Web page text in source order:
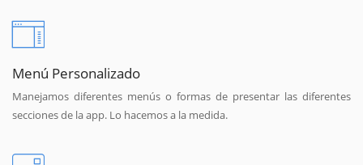
Menú Personalizado
Manejamos diferentes menús o formas de presentar las diferentes
secciones de la app. Lo hacemos a la medida.